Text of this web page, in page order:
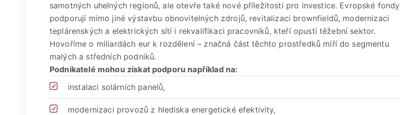
samotných uhelných regionů, ale otevře také nové příležitosti pro investice. Evropské fondy
podporují mimo jiné výstavbu obnovitelných zdrojů, revitalizaci brownfieldů, modernizaci
teplárenských a elektrických sítí i rekvalifikaci pracovníků, kteří opustí těžební sektor.
Hovoříme o miliardách eur k rozdělení – značná část těchto prostředků míří do segmentu
malých a středních podniků.
Podnikatelé mohou získat podporu například na:
instalaci solárních panelů,
modernizaci provozů z hlediska energetické efektivity,